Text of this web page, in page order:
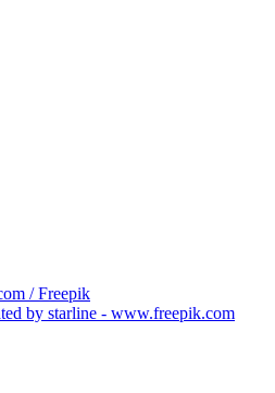
/ Freepik
by starline - www.freepik.com